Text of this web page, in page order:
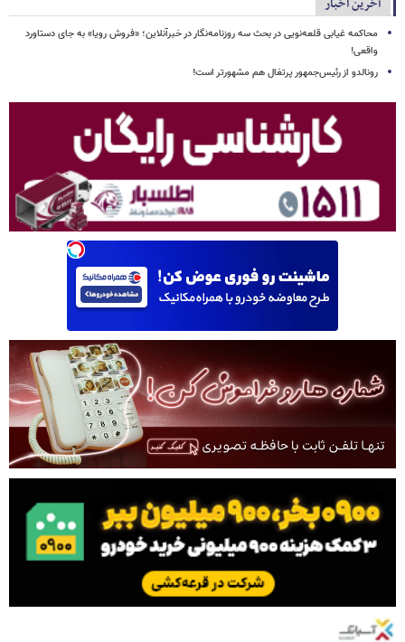
آخرین اخبار
محاکمه غیابی قلعه‌نویی در بحث سه روزنامه‌نگار در خبرآنلاین؛ «فروش رویا» به جای دستاورد
واقعی!
رونالدو از رئیس‌جمهور پرتغال هم مشهورتر است!